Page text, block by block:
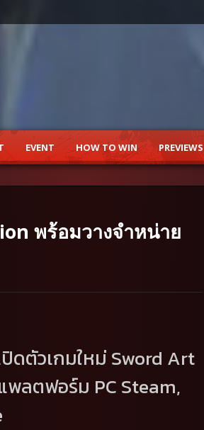
EVENT HOW TO WIN PREVIEWS
พร้อมวางจำหน่าย
ดตัวเกมใหม่ Sword Art
พลตฟอร์ม PC Steam,